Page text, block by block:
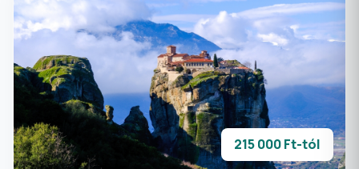
Nizzától San Remón és Portofinón át Monaco
csillogásáig, Cannes filmfesztiválos eleganciájától
a provence-i hegyvidék vadregényes kanyonjaiig
kalauzoljuk el utasainkat – nyugodt tempóban,
átgondolt útvonalon, ahol a városnézések és a
pihenés tökéletes egyensúlyban vannak. A repülős
érkezés és hazautazás nemcsak időt nyer
számunkra, hanem valódi komfortérzetet is
biztosít: több idő jut a tengerpartra, a hangulatos
215 000 Ft-tól